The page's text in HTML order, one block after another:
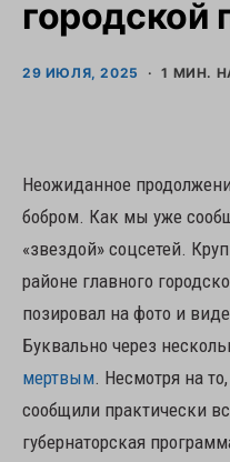
городской
29 ИЮЛЯ, 2025 1 МИН.
Неожиданное
бобром. Как мы уже
«звездой» соцсетей.
районе главного
позировал на фото и
Буквально через
мертвым. Несмотря на
сообщили практически
губернаторская